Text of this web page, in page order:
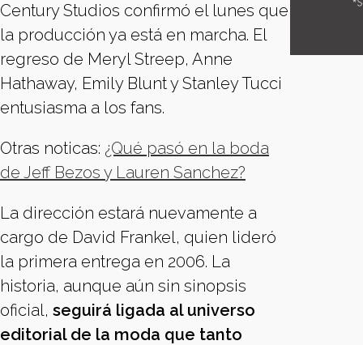
Century Studios confirmó el lunes que
la producción ya está en marcha. El
regreso de Meryl Streep, Anne
Hathaway, Emily Blunt y Stanley Tucci
entusiasma a los fans.
Otras noticas: ¿Qué pasó en la boda
de Jeff Bezos y Lauren Sanchez?
La dirección estará nuevamente a
cargo de David Frankel, quien lideró
la primera entrega en 2006. La
historia, aunque aún sin sinopsis
oficial, seguirá ligada al universo
editorial de la moda que tanto